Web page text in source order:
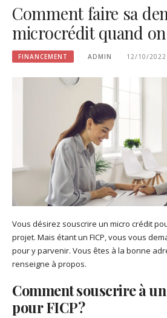
Comment faire sa
microcrédit quand on
FINANCEMENT ADMIN 12/10/2022
Vous désirez souscrire un micro crédit
projet. Mais étant un FICP, vous vous
pour y parvenir. Vous êtes à la bonne
renseigne à propos.
Comment souscrire à
pour FICP ?